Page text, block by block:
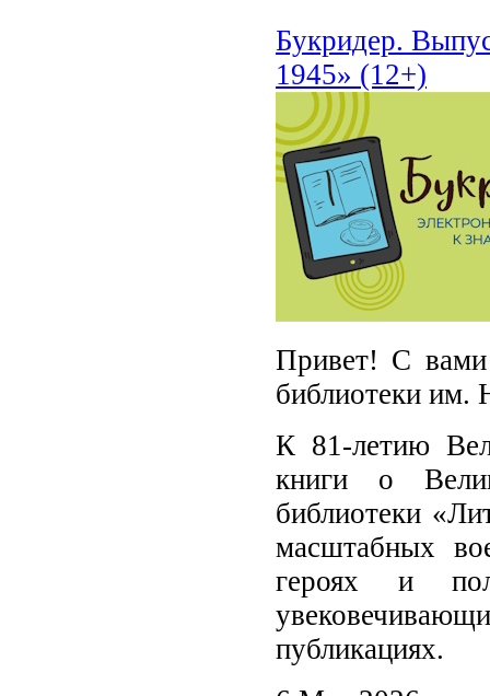
Букридер.
1945» (12+)
Привет! С вами
библиотеки им.
К 81‑летию
книги о
библиотеки
масштабных
героях и
публикациях.